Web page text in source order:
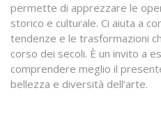
permette di apprezzare le
storico e culturale. Ci aiuta a
tendenze e le trasformazioni
corso dei secoli. È un invito a
comprendere meglio il
bellezza e diversità dell’arte.